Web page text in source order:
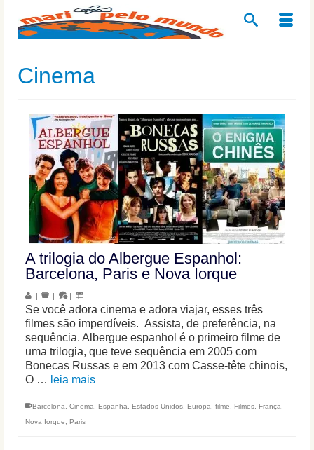
Cinema
A trilogia do Albergue Espanhol:
Barcelona, Paris e Nova Iorque
| | |
Se você adora cinema e adora viajar, esses três
filmes são imperdíveis. Assista, de preferência, na
sequência. Albergue espanhol é o primeiro filme de
uma trilogia, que teve sequência em 2005 com
Bonecas Russas e em 2013 com Casse-tête chinois,
O … leia mais
Barcelona Cinema Espanha Estados Unidos Europa filme Filmes França
Nova Iorque
Paris